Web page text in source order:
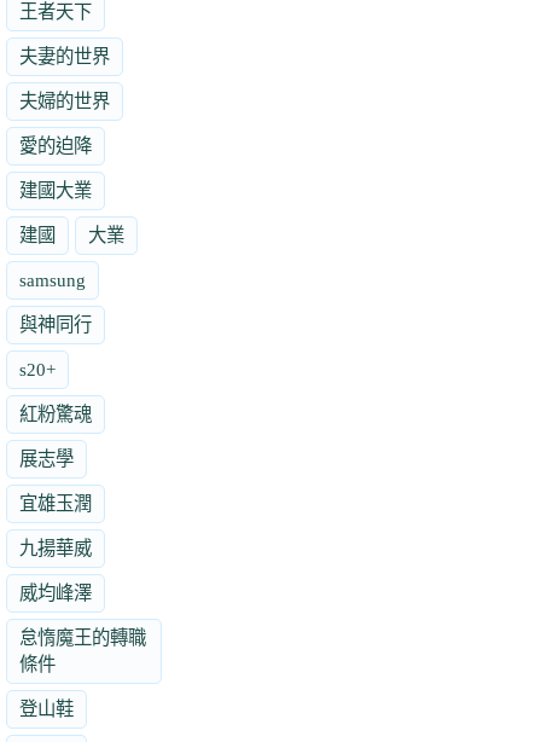
王者天下
夫妻的世界
夫婦的世界
愛的迫降
建國大業
建國 大業
samsung
與神同行
s20+
紅粉驚魂
展志學
宜雄玉潤
九揚華威
威均峰澤
怠惰魔王的轉職
條件
登山鞋